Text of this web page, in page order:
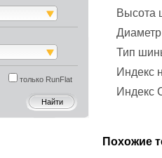
только RunFlat
Высота
Тип
Индекс
Индекс
Похожие